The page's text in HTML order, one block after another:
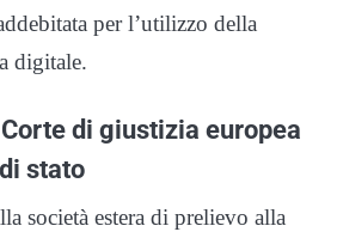
per l’utilizzo della
digitale.
di giustizia europea
stato
società estera di prelievo alla